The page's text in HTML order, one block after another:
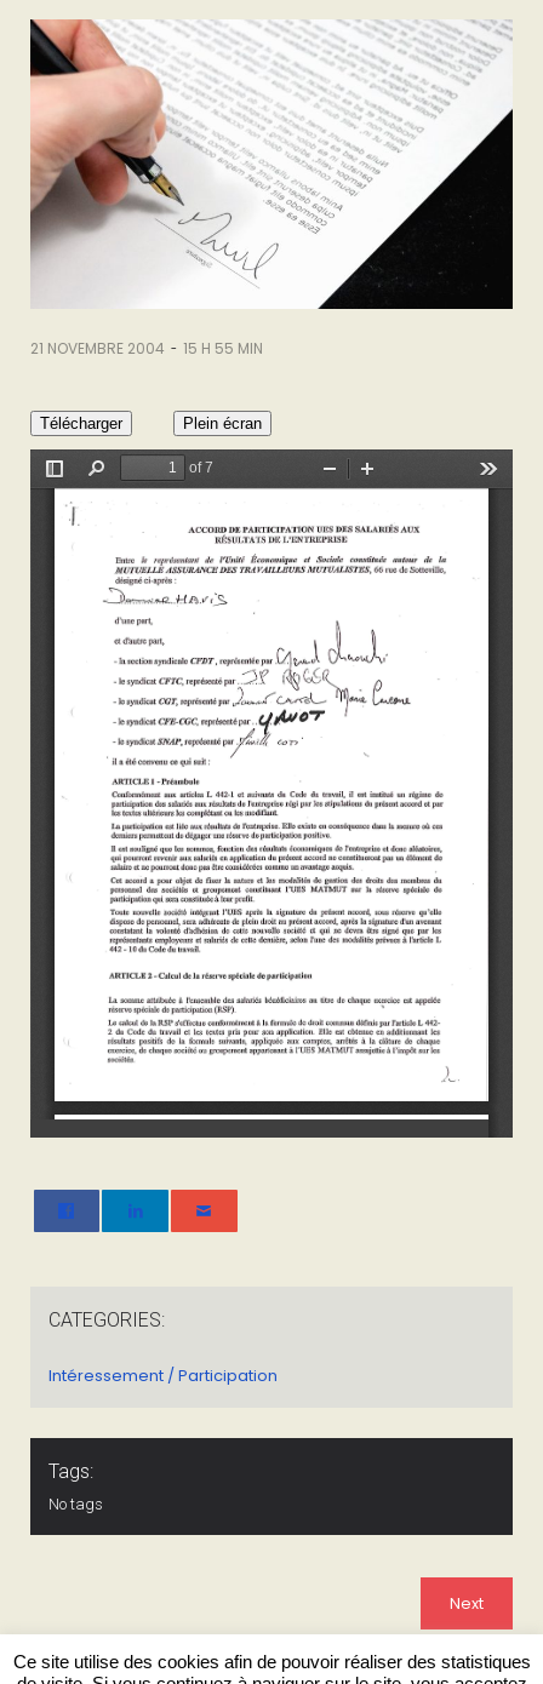
21 NOVEMBRE 2004 - 15 H 55 MIN
Télécharger Plein écran
CATEGORIES:
Intéressement / Participation
Tags:
No tags
Next
Ce site utilise des cookies afin de pouvoir réaliser des statistiques